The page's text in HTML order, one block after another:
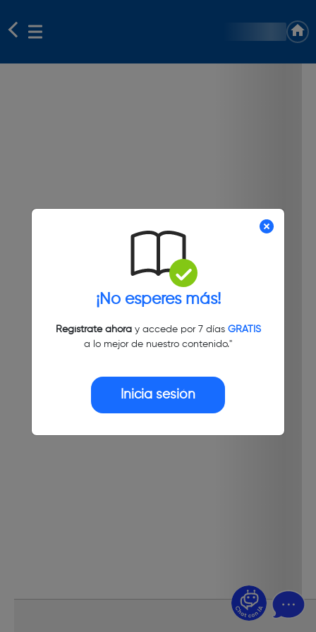
¡No esperes más!
Regístrate ahoray accede por 7 días GRATIS
a lo mejor de nuestro contenido."
Inicia sesión